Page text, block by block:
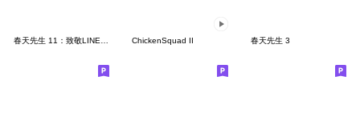
ChickenSquad II 春天先生 3